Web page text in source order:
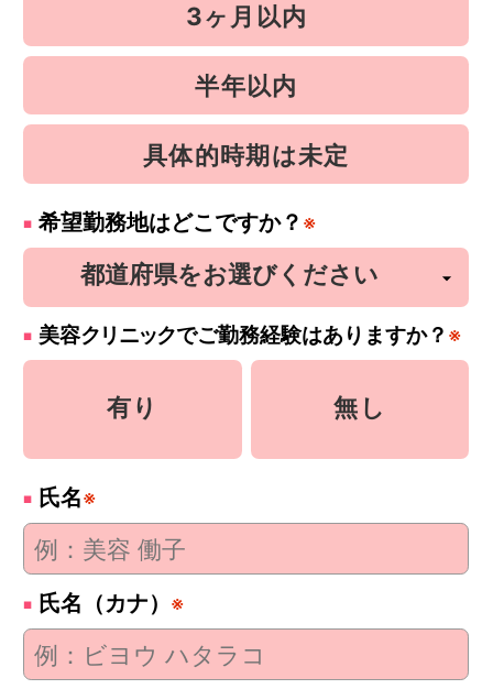
3ヶ月以内
半年以内
具体的時期は未定
希望勤務地はどこですか？ ※
美容クリニックでご勤務経験はありますか？ ※
有り 無し
氏名※
氏名（カナ） ※